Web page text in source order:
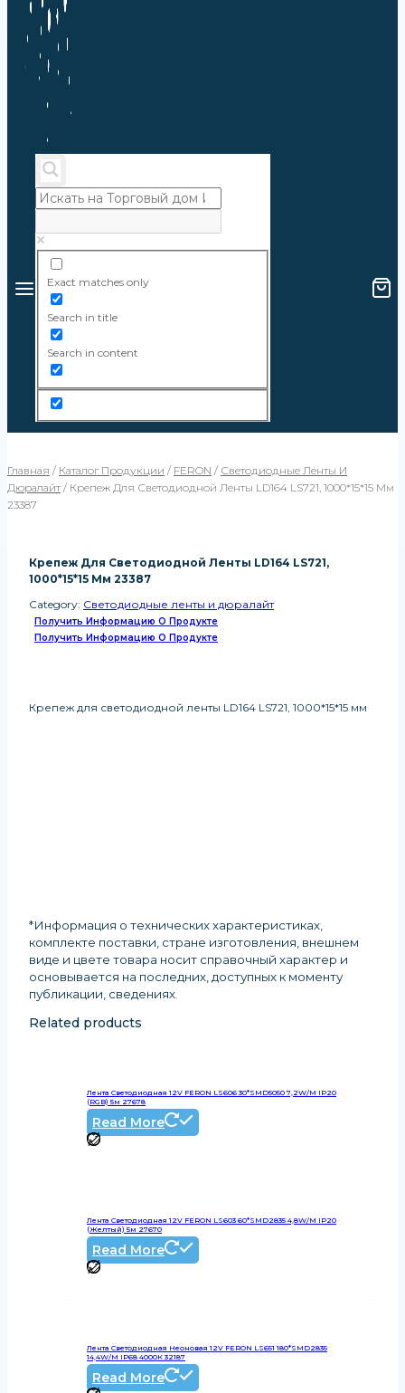
Exact matches only
Search in title
Search in content
Главная / Каталог Продукции / FERON / Светодиодные Ленты И
Дюралайт / Крепеж Для Светодиодной Ленты LD164 LS721, 1000*15*15 Мм
23387
Крепеж Для Светодиодной Ленты LD164 LS721,
1000*15*15 Мм 23387
Category: Светодиодные ленты и дюралайт
Получить Информацию О Продукте
Получить Информацию О Продукте
Крепеж для светодиодной ленты LD164 LS721, 1000*15*15 мм
*Информация о технических характеристиках,
комплекте поставки, стране изготовления, внешнем
виде и цвете товара носит справочный характер и
основывается на последних, доступных к моменту
публикации, сведениях.
Related products
Лента Светодиодная 12V FERON LS606 30*SMD5050 7,2W/m IP20
(RGB) 5м 27678
Read More
Лента Светодиодная 12V FERON LS603 60*SMD2835 4,8W/m IP20
(желтый) 5м 27670
Read More
Лента Светодиодная Неоновая 12V FERON LS651 180*SMD2835
14,4W/m IP68 4000К 32187
Read More